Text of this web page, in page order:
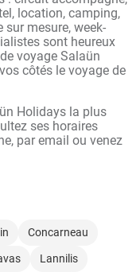
location, camping,
mesure, week-
sont heureux
voyage Salaün
côtés le voyage de
Holidays la plus
ses horaires
par email ou venez
Concarneau
Lannilis